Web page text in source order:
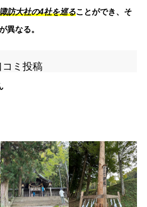
訪大社の4社を巡ることができ、そ
異なる。
コミ投稿